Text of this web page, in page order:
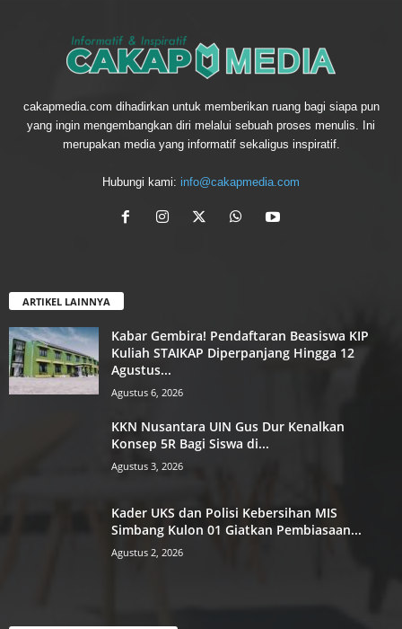
cakapmedia.com dihadirkan untuk memberikan ruang bagi siapa pun
yang ingin mengembangkan diri melalui sebuah proses menulis. Ini
merupakan media yang informatif sekaligus inspiratif.
Hubungi kami: info@cakapmedia.com
ARTIKEL LAINNYA
Kabar Gembira! Pendaftaran Beasiswa KIP
Kuliah STAIKAP Diperpanjang Hingga 12
Agustus...
Agustus 6, 2026
KKN Nusantara UIN Gus Dur Kenalkan
Konsep 5R Bagi Siswa di...
Agustus 3, 2026
Kader UKS dan Polisi Kebersihan MIS
Simbang Kulon 01 Giatkan Pembiasaan...
Agustus 2, 2026